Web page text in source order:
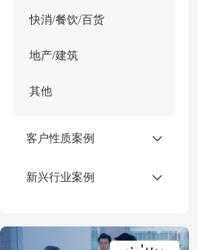
快消/餐饮/百货
地产/建筑
其他
客户性质案例
新兴行业案例